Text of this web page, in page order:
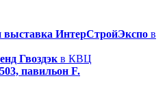
выставка ИнтерСтройЭкспо в
Гвоздэк в КВЦ
павильон F.